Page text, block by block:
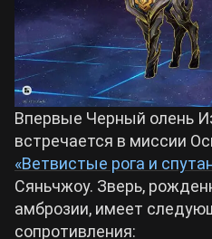
Впервые Черный олень
встречается в миссии
«Ветвистые рога и
Сяньчжоу. Зверь,
амброзии, имеет
сопротивления: